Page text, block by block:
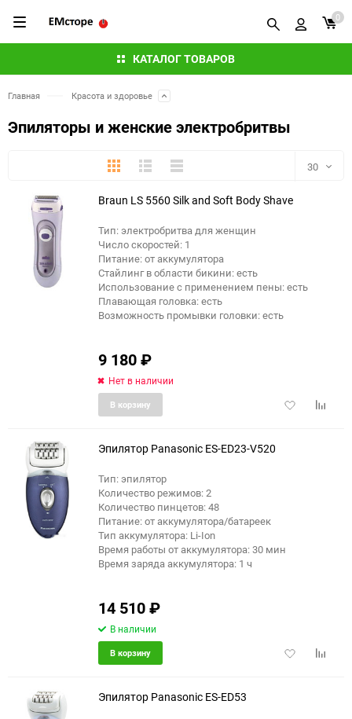
КАТАЛОГ ТОВАРОВ
0
Главная Красота и здоровье
Эпиляторы и женские электробритвы
ПлиткаПодробноКомпактно 30
Braun LS 5560 Silk and Soft Body Shave
Тип: электробритва для женщин
Число скоростей: 1
Питание: от аккумулятора
Стайлинг в области бикини: есть
Использование с применением пены: есть
Плавающая головка: есть
Возможность промывки головки: есть
9 180₽
Нет в наличии
Добавить
В корзину
Эпилятор Panasonic ES-ED23-V520
Тип: эпилятор
Количество режимов: 2
Количество пинцетов: 48
Питание: от аккумулятора/батареек
Тип аккумулятора: Li-Ion
Время работы от аккумулятора: 30 мин
Время заряда аккумулятора: 1 ч
14 510₽
В наличии
Добавить
В корзину
Эпилятор Panasonic ES-ED53